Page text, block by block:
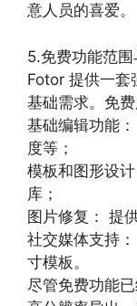
意人员的喜爱。
5.免费功能范
Fotor 提供一套
基础需求。免
基础编辑功能
度等；
模板和图形设
库；
图片修复： 提
社交媒体支持
寸模板。
尽管免费功能